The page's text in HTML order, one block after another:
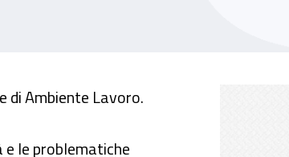
e Clp. L'applicazione dei
di Ambiente Lavoro.
le problematiche